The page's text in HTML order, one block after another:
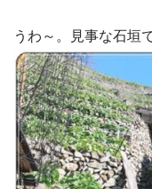
うわ～。見事な石垣